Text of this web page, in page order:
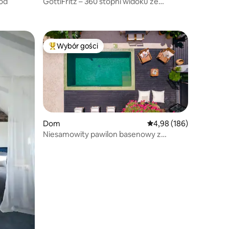
gości Najpopularniejsze z kategorii Wybór gości
Wybór gości
Dom Średnia ocena: 4,98
4,98 (186)
Niesamowity pawilon basenowy z